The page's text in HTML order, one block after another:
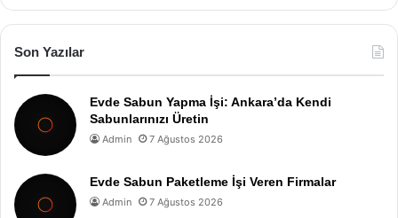
Son Yazılar
Evde Sabun Yapma İşi: Ankara’da Kendi
Sabunlarınızı Üretin
Admin 7 Ağustos 2026
Evde Sabun Paketleme İşi Veren Firmalar
Admin 7 Ağustos 2026